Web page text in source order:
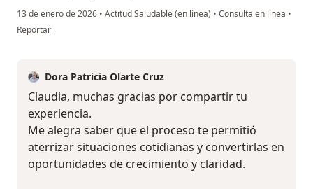
13 de enero de 2026 • Actitud Saludable (en línea) • Consulta en línea •
en opinión del usuario Claudia
Reportar
Dora Patricia Olarte Cruz
Claudia, muchas gracias por compartir tu
experiencia.
Me alegra saber que el proceso te permitió
aterrizar situaciones cotidianas y convertirlas en
oportunidades de crecimiento y claridad.